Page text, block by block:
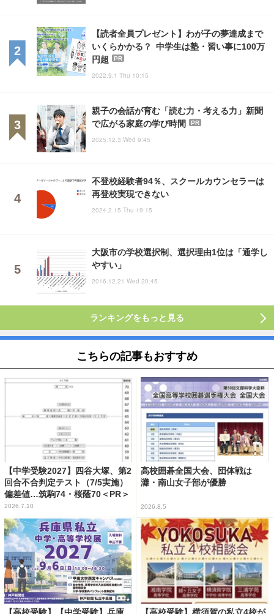
【読者全員プレゼント】わが子の夢達成まで
いくらかかる？ 中学生は塾・習い事に100万
円超
PR
2022.9.1 Thu 10:15
親子の会話が育む「読む力・考える力」新聞
で広がる家庭の学び時間
PR
2025.12.3 Wed 9:45
不登校経験者94％、スクールカウンセラーは
再登校実現できない
2024.2.15 Thu 19:15
大阪市の学校選択制、選択理由1位は「通学し
やすい」
2016.12.21 Wed 20:45
ランキングをもっと見る
こちらの記事もおすすめ
【中学受験2027】四谷大塚、第2
回合不合判定テスト（7/5実施）
偏差値…筑駒74・桜蔭70＜PR＞
2026.7.10
高校囲碁全国大会、団体戦は
灘・南山女子部が優勝
2026.8.5
【高校受験】【中学受験】兵庫